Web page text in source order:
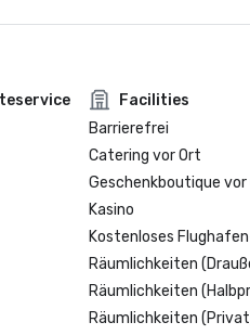
Facilities
Barrierefrei
Catering vor Ort
Geschenkboutique vor
Kasino
Kostenloses
Räumlichkeiten
Räumlichkeiten
Räumlichkeiten